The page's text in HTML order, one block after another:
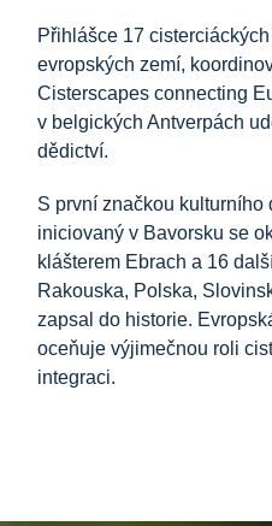
Přihlášce 17
evropských zemí,
Cisterscapes connecting
v belgických Antverpách
dědictví.
S první značkou kulturního
iniciovaný v Bavorsku se
klášterem Ebrach a 16
Rakouska, Polska,
zapsal do historie.
oceňuje výjimečnou roli
integraci.